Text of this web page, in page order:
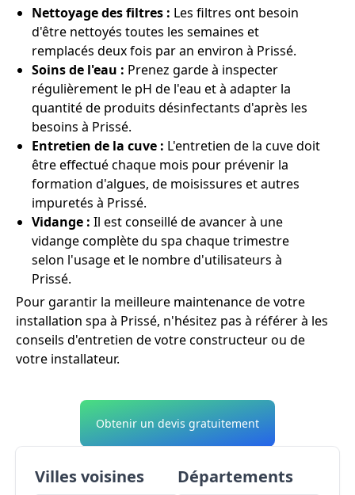
Nettoyage des filtres : Les filtres ont besoin
d'être nettoyés toutes les semaines et
remplacés deux fois par an environ à Prissé.
Soins de l'eau : Prenez garde à inspecter
régulièrement le pH de l'eau et à adapter la
quantité de produits désinfectants d'après les
besoins à Prissé.
Entretien de la cuve : L'entretien de la cuve doit
être effectué chaque mois pour prévenir la
formation d'algues, de moisissures et autres
impuretés à Prissé.
Vidange : Il est conseillé de avancer à une
vidange complète du spa chaque trimestre
selon l'usage et le nombre d'utilisateurs à
Prissé.
Pour garantir la meilleure maintenance de votre
installation spa à Prissé, n'hésitez pas à référer à les
conseils d'entretien de votre constructeur ou de
votre installateur.
Obtenir un devis gratuitement
Villes voisines Départements